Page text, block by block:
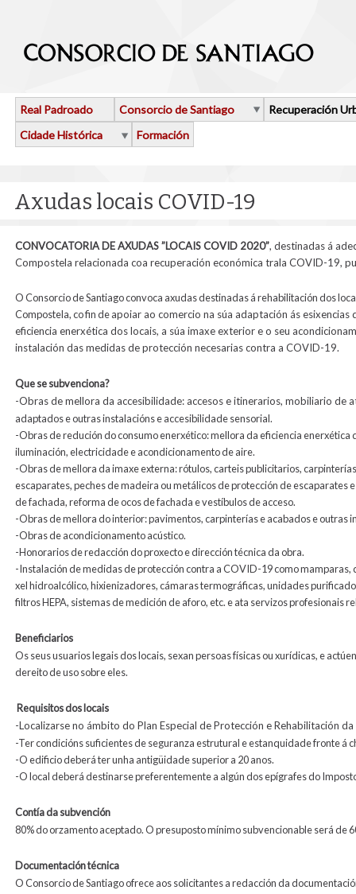
Real Padroado Consorcio de Santiago
Recuperación
Cidade Histórica
Formación
Axudas locais COVID-19
CONVOCATORIA DE AXUDAS ”LOCAIS COVID 2020”, destinadas á
Compostela relacionada coa recuperación económica trala COVID-19,
O Consorcio de Santiago convoca axudas destinadas á rehabilitación dos
Compostela, co fin deapoiar ao comercio na súa adaptación ás
eficiencia enerxética dos locais, a súa imaxe exterior e o seu
instalación das medidas de protección necesarias contra a COVID-19.
Que se subvenciona?
-Obras de mellora da accesibilidade: accesos e itinerarios, mobiliario de
adaptados e outras instalacións e accesibilidade sensorial.
-Obras de redución do consumo enerxético: mellora da eficiencia enerxética
iluminación, electricidade e acondicionamento de aire.
-Obras de mellora da imaxe externa: rótulos, carteis publicitarios,
escaparates, peches de madeira ou metálicos de protección de escaparates
de fachada, reforma de ocos de fachada e vestíbulos de acceso.
-Obras de mellora do interior: pavimentos, carpinterías e acabados e outras
-Obras de acondicionamento acústico.
-Honorarios de redacción do proxecto e dirección técnica da obra.
-Instalación de medidas de protección contra a COVID-19 como mamparas,
xel hidroalcólico, hixienizadores, cámaras termográficas, unidades
filtros HEPA, sistemas de medición de aforo, etc. e ata servizos profesionais
Beneficiarios
Os seus usuarios legais dos locais, sexan persoas físicas ou xurídicas, e
dereito de uso sobre eles.
Requisitos dos locais
-Localizarse no ámbito do Plan Especial de Protección e Rehabilitación
-Ter condicións suficientes de seguranza estrutural e estanquidade fronte á
-O edificio deberá ter unha antigüidade superior a 20 anos.
-O local deberá destinarse preferentemente a algún dos epígrafes do
Contía da subvención
80% do orzamento aceptado. O presuposto mínimo subvencionable será de
Documentación técnica
O Consorcio de Santiago ofrece aos solicitantes a redacción da